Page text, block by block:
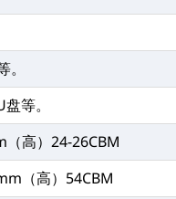
等。
高）24-26CBM
（高）54CBM